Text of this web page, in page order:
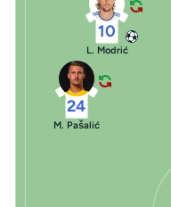
10
L. Modrić
24
M. Pašalić